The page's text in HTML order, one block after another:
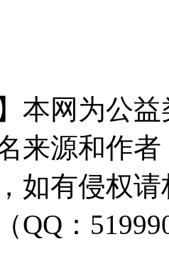
本网为公
来源和作
如有侵权
QQ：